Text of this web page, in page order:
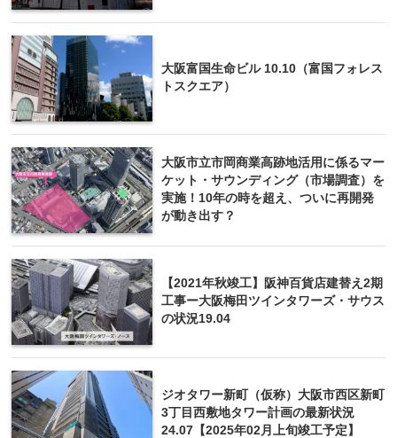
大阪富国生命ビル 10.10（富国フォレス
トスクエア）
大阪市立市岡商業高跡地活用に係るマー
ケット・サウンディング（市場調査）を
実施！10年の時を超え、ついに再開発
が動き出す？
【2021年秋竣工】阪神百貨店建替え2期
工事ー大阪梅田ツインタワーズ・サウス
の状況19.04
ジオタワー新町（仮称）大阪市西区新町
3丁目西敷地タワー計画の最新状況
24.07【2025年02月上旬竣工予定】